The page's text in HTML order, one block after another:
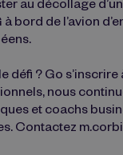
au décollage
bord de l’avion
défi ? Go s’inscrire
nous
et coachs
Contactez